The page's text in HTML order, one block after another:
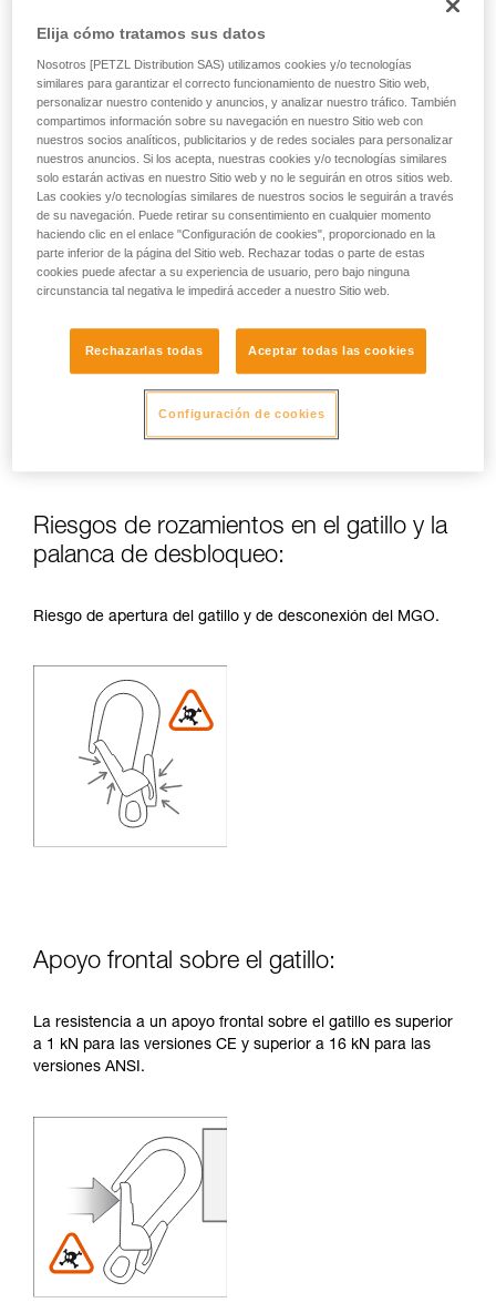
Carga multidireccional:
Pérdida de resistencia variable en función del ángulo entre
los ejes de esfuerzo.
Riesgos de rozamientos en el gatillo y la
palanca de desbloqueo:
Riesgo de apertura del gatillo y de desconexión del MGO.
Apoyo frontal sobre el gatillo:
La resistencia a un apoyo frontal sobre el gatillo es superior
a 1 kN para las versiones CE y superior a 16 kN para las
versiones ANSI.
Elija cómo tratamos sus datos
Nosotros [PETZL Distribution SAS) utilizamos cookies y/o tecnologías
similares para garantizar el correcto funcionamiento de nuestro Sitio web,
personalizar nuestro contenido y anuncios, y analizar nuestro tráfico. También
compartimos información sobre su navegación en nuestro Sitio web con
nuestros socios analíticos, publicitarios y de redes sociales para personalizar
nuestros anuncios. Si los acepta, nuestras cookies y/o tecnologías similares
solo estarán activas en nuestro Sitio web y no le seguirán en otros sitios web.
Las cookies y/o tecnologías similares de nuestros socios le seguirán a través
de su navegación. Puede retirar su consentimiento en cualquier momento
haciendo clic en el enlace "Configuración de cookies", proporcionado en la
parte inferior de la página del Sitio web. Rechazar todas o parte de estas
cookies puede afectar a su experiencia de usuario, pero bajo ninguna
circunstancia tal negativa le impedirá acceder a nuestro Sitio web.
Rechazarlas todas Aceptar todas las cookies
Configuración de cookies